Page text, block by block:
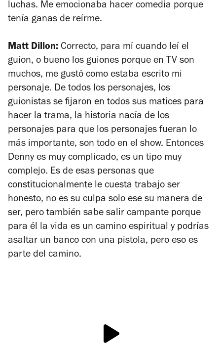
luchas. Me emocionaba hacer comedia porque
tenía ganas de reírme.
Matt Dillon: Correcto, para mí cuando leí el
guion, o bueno los guiones porque en TV son
muchos, me gustó como estaba escrito mi
personaje. De todos los personajes, los
guionistas se fijaron en todos sus matices para
hacer la trama, la historia nacía de los
personajes para que los personajes fueran lo
más importante, son todo en el show. Entonces
Denny es muy complicado, es un tipo muy
complejo. Es de esas personas que
constitucionalmente le cuesta trabajo ser
honesto, no es su culpa solo ese su manera de
ser, pero también sabe salir campante porque
para él la vida es un camino espiritual y podrías
asaltar un banco con una pistola, pero eso es
parte del camino.